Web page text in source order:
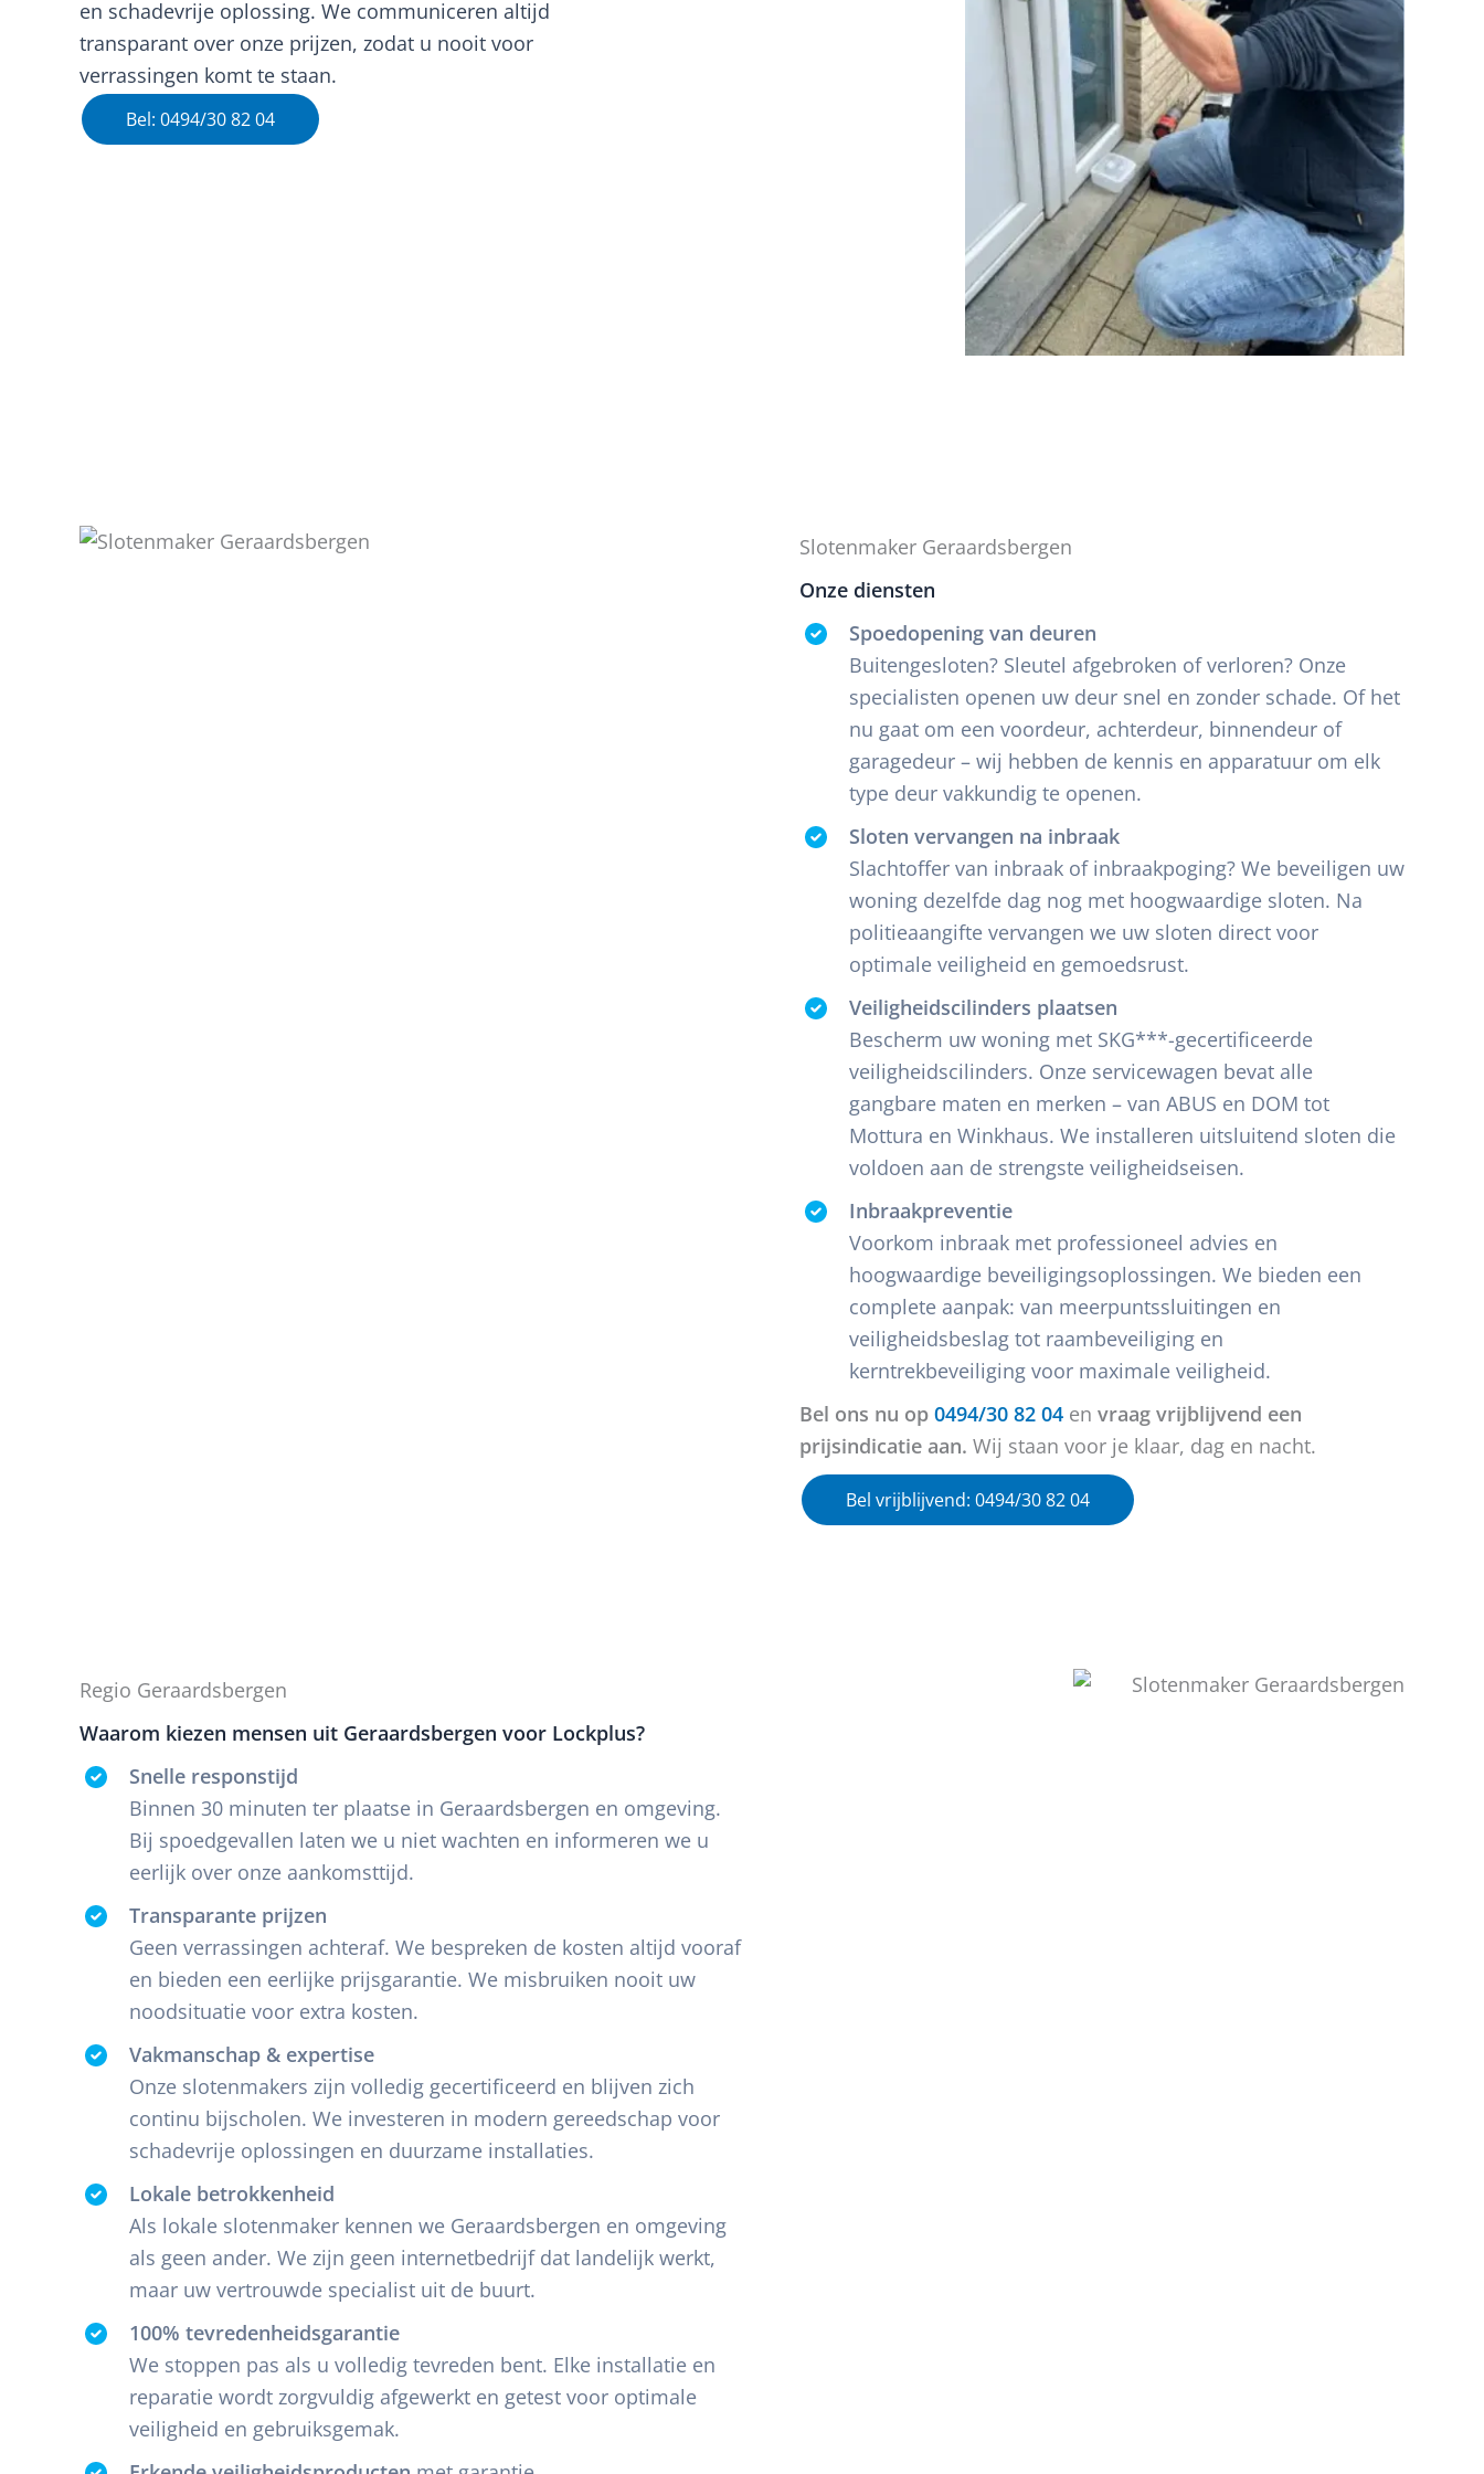
en schadevrije oplossing. We communiceren altijd
transparant over onze prijzen, zodat u nooit voor
verrassingen komt te staan.
Bel: 0494/30 82 04
Slotenmaker Geraardsbergen
Onze diensten
Spoedopening van deuren
Buitengesloten? Sleutel afgebroken of verloren? Onze
specialisten openen uw deur snel en zonder schade. Of het
nu gaat om een voordeur, achterdeur, binnendeur of
garagedeur – wij hebben de kennis en apparatuur om elk
type deur vakkundig te openen.
Sloten vervangen na inbraak
Slachtoffer van inbraak of inbraakpoging? We beveiligen uw
woning dezelfde dag nog met hoogwaardige sloten. Na
politieaangifte vervangen we uw sloten direct voor
optimale veiligheid en gemoedsrust.
Veiligheidscilinders plaatsen
Bescherm uw woning met SKG***-gecertificeerde
veiligheidscilinders. Onze servicewagen bevat alle
gangbare maten en merken – van ABUS en DOM tot
Mottura en Winkhaus. We installeren uitsluitend sloten die
voldoen aan de strengste veiligheidseisen.
Inbraakpreventie
Voorkom inbraak met professioneel advies en
hoogwaardige beveiligingsoplossingen. We bieden een
complete aanpak: van meerpuntssluitingen en
veiligheidsbeslag tot raambeveiliging en
kerntrekbeveiliging voor maximale veiligheid.
Bel ons nu op 0494/30 82 04en vraag vrijblijvend een
prijsindicatie aan. Wij staan voor je klaar, dag en nacht.
Bel vrijblijvend: 0494/30 82 04
Regio Geraardsbergen
Waarom kiezen mensen uit Geraardsbergen voor Lockplus?
Snelle responstijd
Binnen 30 minuten ter plaatse in Geraardsbergen en omgeving.
Bij spoedgevallen laten we u niet wachten en informeren we u
eerlijk over onze aankomsttijd.
Transparante prijzen
Geen verrassingen achteraf. We bespreken de kosten altijd vooraf
en bieden een eerlijke prijsgarantie. We misbruiken nooit uw
noodsituatie voor extra kosten.
Vakmanschap & expertise
Onze slotenmakers zijn volledig gecertificeerd en blijven zich
continu bijscholen. We investeren in modern gereedschap voor
schadevrije oplossingen en duurzame installaties.
Lokale betrokkenheid
Als lokale slotenmaker kennen we Geraardsbergen en omgeving
als geen ander. We zijn geen internetbedrijf dat landelijk werkt,
maar uw vertrouwde specialist uit de buurt.
100% tevredenheidsgarantie
We stoppen pas als u volledig tevreden bent. Elke installatie en
reparatie wordt zorgvuldig afgewerkt en getest voor optimale
veiligheid en gebruiksgemak.